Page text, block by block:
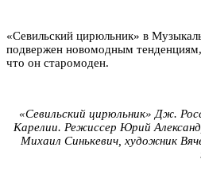
«Севильский цирюльник» в
подвержен новомодным тенденциям,
что он старомоден.
«Севильский цирюльник» Дж.
Карелии. Режиссер Юрий
Михаил Синькевич, художник